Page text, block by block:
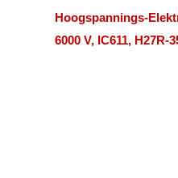
Hoogspannings-
6000 V, IC611, H27R-